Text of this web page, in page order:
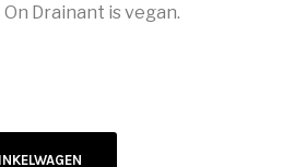
Drainant is vegan.